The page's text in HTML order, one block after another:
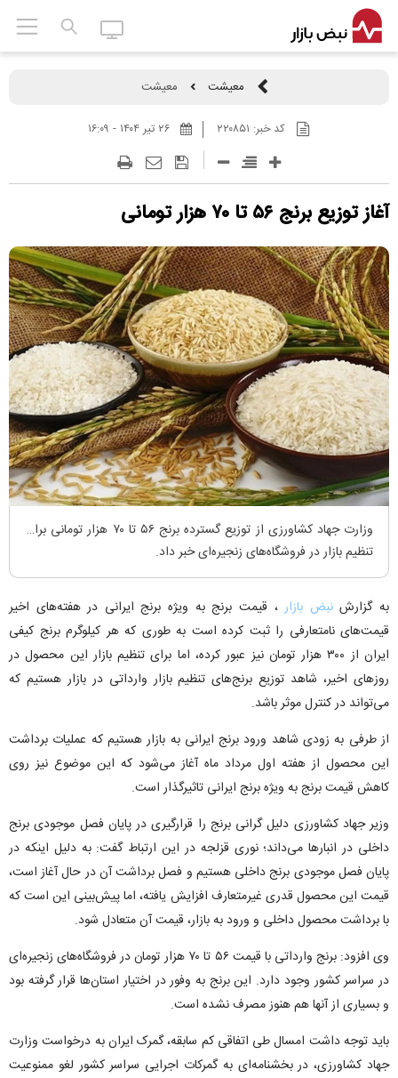
معیشت معیشت
کد خبر: ۲۲۰۸۵۱
آغاز توزیع برنج ۵۶ تا ۷۰ هزار تومانی
وزارت جهاد کشاورزی از توزیع گسترده برنج ۵۶ تا ۷۰ هزار تومانی برای
تنظیم بازار در فروشگاه‌های زنجیره‌ای خبر داد.
به گزارشنبض بازار، قیمت برنج به ویژه برنج ایرانی در هفته‌های اخیر
قیمت‌های نامتعارفی را ثبت کرده است به طوری که هر کیلوگرم برنج کیفی
ایران از ۳۰۰ هزار تومان نیز عبور کرده، اما برای تنظیم بازار این محصول در
روز‌های اخیر، شاهد توزیع برنج‌های تنظیم بازار وارداتی در بازار هستیم که
می‌تواند در کنترل موثر باشد.
از طرفی به زودی شاهد ورود برنج ایرانی به بازار هستیم که عملیات برداشت
این محصول از هفته اول مرداد ماه آغاز می‌شود که این موضوع نیز روی
کاهش قیمت برنج به ویژه برنج ایرانی تاثیرگذار است.
وزیر جهاد کشاورزی دلیل گرانی برنج را قرارگیری در پایان فصل موجودی برنج
داخلی در انبار‌ها می‌داند؛ نوری قزلجه در این ارتباط گفت: به دلیل اینکه در
پایان فصل موجودی برنج داخلی هستیم و فصل برداشت آن در حال آغاز است،
قیمت این محصول قدری غیرمتعارف افزایش یافته، اما پیش‌بینی این است که
با برداشت محصول داخلی و ورود به بازار، قیمت آن متعادل شود.
وی افزود: برنج وارداتی با قیمت ۵۶ تا ۷۰ هزار تومان در فروشگاه‌های زنجیره‌ای
در سراسر کشور وجود دارد. این برنج به وفور در اختیار استان‌ها قرار گرفته بود
و بسیاری از آنها هم هنوز مصرف نشده است.
باید توجه داشت امسال طی اتفاقی کم سابقه، گمرک ایران به درخواست وزارت
جهاد کشاورزی، در بخشنامه‌ای به گمرکات اجرایی سراسر کشور لغو ممنوعیت